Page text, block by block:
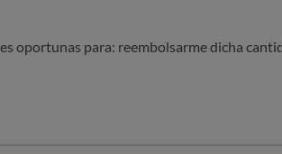
oportunas para: reembolsarme dicha